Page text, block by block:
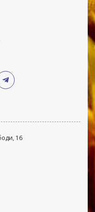
16